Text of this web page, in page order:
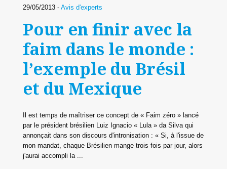
29/05/2013 - Avis d'experts
Pour en finir avec la
faim dans le monde :
l’exemple du Brésil
et du Mexique
Il est temps de maîtriser ce concept de « Faim zéro » lancé
par le président brésilien Luiz Ignacio « Lula » da Silva qui
annonçait dans son discours d'intronisation : « Si, à l'issue de
mon mandat, chaque Brésilien mange trois fois par jour, alors
j'aurai accompli la ...